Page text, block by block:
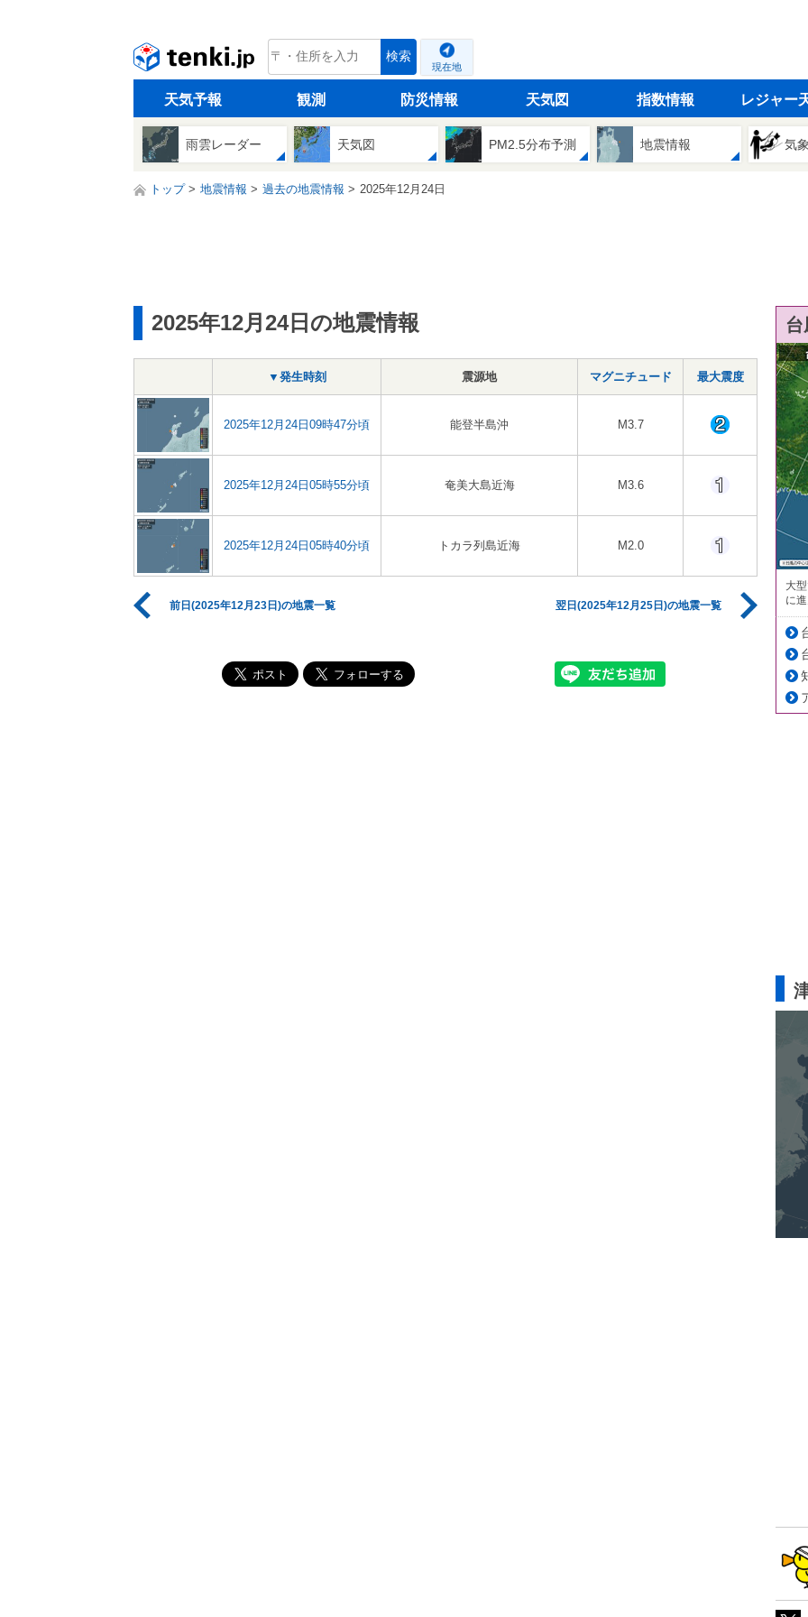
tenki.jp 検索
現在地
天気予報 観測 防災情報 天気図 指数情報 レジャー
雨雲レーダー 天気図 PM2.5分布予測 地震情報 気
トップ 地震情報 過去の地震情報 2025年12月24日
2025年12月24日の地震情報
▼発生時刻 震源地 マグニチュード 最大震度
2025年12月24日09時47分頃 能登半島沖 M3.7
2025年12月24日05時55分頃 奄美大島近海 M3.6
2025年12月24日05時40分頃 トカラ列島近海 M2.0
前日(2025年12月23日)の地震一覧 翌日(2025年12月25日)の地震一覧
大
に